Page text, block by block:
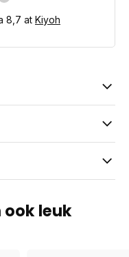
8,7 at Kiyoh
leuk